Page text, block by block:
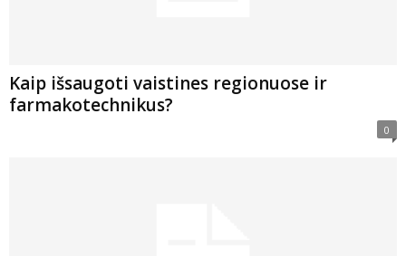
Kaip išsaugoti vaistines regionuose ir
farmakotechnikus?
0